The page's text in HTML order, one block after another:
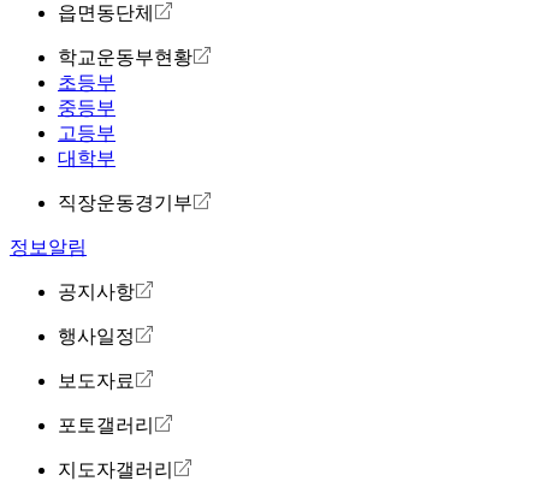
읍면동단체
학교운동부현황
초등부
중등부
고등부
대학부
직장운동경기부
정보알림
공지사항
행사일정
보도자료
포토갤러리
지도자갤러리